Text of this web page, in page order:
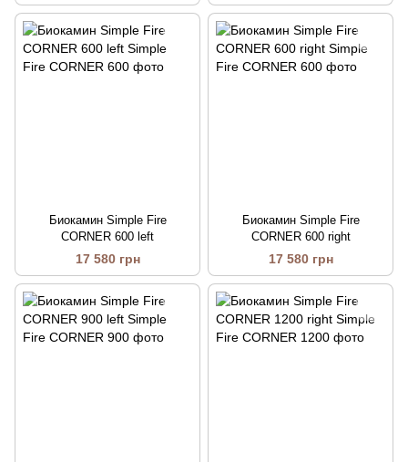
Биокамин Simple Fire
CORNER 600 left
17 580 грн
Биокамин Simple Fire
CORNER 600 right
17 580 грн